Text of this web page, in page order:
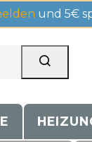
und 5€